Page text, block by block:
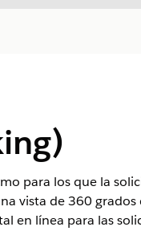
para los que la
vista de 360 grados
en línea para las